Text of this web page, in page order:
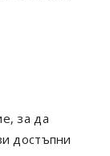
за да
достъпни